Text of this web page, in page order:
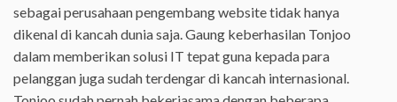
sebagai perusahaan pengembang website tidak hanya
dikenal di kancah dunia saja. Gaung keberhasilan Tonjoo
dalam memberikan solusi IT tepat guna kepada para
pelanggan juga sudah terdengar di kancah internasional.